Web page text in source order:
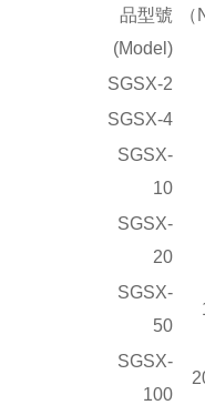
品型號
(Model)
SGSX-2
SGSX-4
SGSX-
10
SGSX-
20
SGSX-
50
SGSX-
100